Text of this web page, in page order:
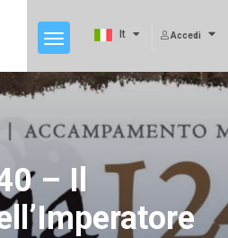
Accedi
It
– Il